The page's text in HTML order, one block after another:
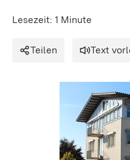
Lesezeit: 1 Minute
Teilen Text